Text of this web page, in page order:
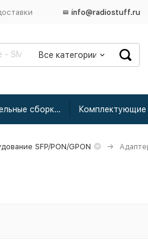
info@radiostuff.ru
Все категории
Кабельные сборки радиочастотные
SFP/PON/GPON